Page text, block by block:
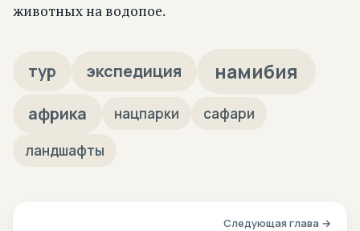
животных на водопое.
тур экспедиция намибия
африка нацпарки
сафари
ландшафты
Следующая глава →